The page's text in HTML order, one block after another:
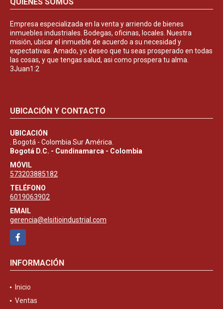
Empresa especializada en la venta y arriendo de bienes
inmuebles industriales. Bodegas, oficinas, locales. Nuestra
misión, ubicar el inmueble de acuerdo a su necesidad y
expectativas. Amado, yo deseo que tu seas prosperado en todas
las cosas, y que tengas salud, asi como prospera tu alma.
3Juan1:2
UBICACIÓN Y CONTACTO
UBICACIÓN
. Bogotá - Colombia Sur América.
Bogotá D.C. - Cundinamarca - Colombia
MÓVIL
573203885182
TELÉFONO
6019063902
EMAIL
gerencia@elsitioindustrial.com
Facebook
INFORMACIÓN
Inicio
Ventas